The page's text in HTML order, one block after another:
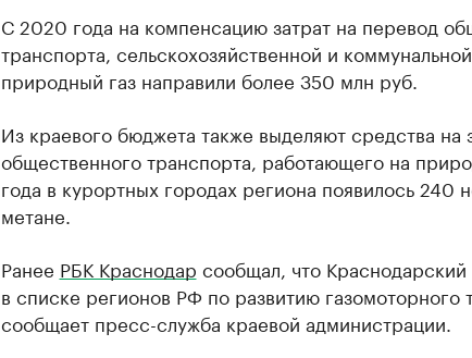
С 2020 года на компенсацию затрат на перевод
транспорта, сельскохозяйственной и
природный газ направили более 350 млн руб.
Из краевого бюджета также выделяют средства на
общественного транспорта, работающего на
года в курортных городах региона появилось 240
метане.
Ранее РБК Краснодар сообщал, что
в списке регионов РФ по развитию газомоторного
сообщает пресс-служба краевой администрации.